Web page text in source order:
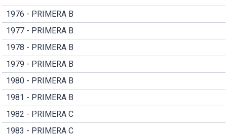
1976 - PRIMERA B
1977 - PRIMERA B
1978 - PRIMERA B
1979 - PRIMERA B
1980 - PRIMERA B
1981 - PRIMERA B
1982 - PRIMERA C
1983 - PRIMERA C